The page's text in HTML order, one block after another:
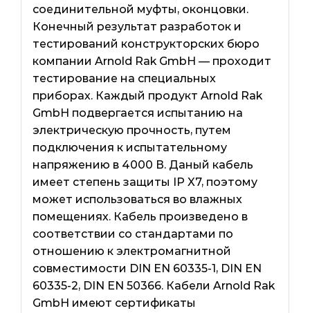
соединительной муфты, оконцовки.
Конечный результат разработок и
тестирований конструкторских бюро
компании Arnold Rak GmbH — проходит
тестирование на специальных
приборах. Каждый продукт Arnold Rak
GmbH подвергается испытанию на
электрическую прочность, путем
подключения к испытательному
напряжению в 4000 В. Даный кабель
имеет степень защиты IP X7, поэтому
может использоваться во влажных
помещениях. Кабель произведено в
соответствии со стандартами по
отношению к электромагнитной
совместимости DIN EN 60335-1, DIN EN
60335-2, DIN EN 50366. Кабели Arnold Rak
GmbH имеют сертификаты